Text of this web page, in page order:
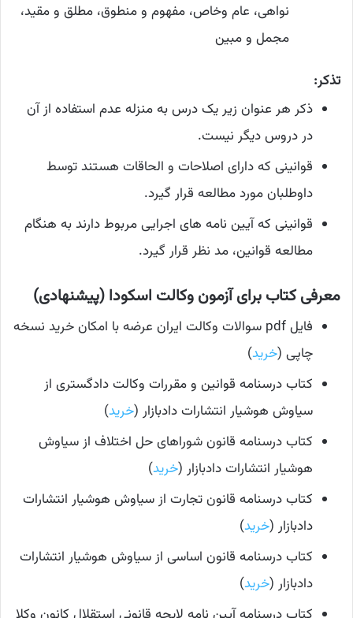
نواهی، عام وخاص، مفهوم و منطوق، مطلق و مقید،
مجمل و مبین
تذکر:
ذکر هر عنوان زیر یک درس به منزله عدم استفاده از آن
در دروس دیگر نیست.
قوانینی که دارای اصلاحات و الحاقات هستند توسط
داوطلبان مورد مطالعه قرار گیرد.
قوانینی که آیین نامه های اجرایی مربوط دارند به هنگام
مطالعه قوانین، مد نظر قرار گیرد.
معرفی کتاب برای آزمون وکالت اسکودا (پیشنهادی)
فایل pdf سوالات وکالت ایران عرضه با امکان خرید نسخه
چاپی (خرید)
کتاب درسنامه قوانین و مقررات وکالت دادگستری از
سیاوش هوشیار انتشارات دادبازار (خرید)
کتاب درسنامه قانون شوراهای حل اختلاف از سیاوش
هوشیار انتشارات دادبازار (خرید)
کتاب درسنامه قانون تجارت از سیاوش هوشیار انتشارات
دادبازار (خرید)
کتاب درسنامه قانون اساسی از سیاوش هوشیار انتشارات
دادبازار (خرید)